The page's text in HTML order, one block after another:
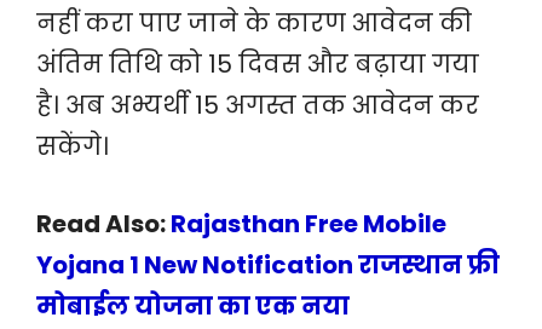
नहीं करा पाए जाने के कारण आवेदन की
अंतिम तिथि को 15 दिवस और बढ़ाया गया
है। अब अभ्यर्थी 15 अगस्त तक आवेदन कर
सकेंगे।
Read Also:Rajasthan Free Mobile
Yojana 1 New Notification राजस्थान फ्री
मोबाईल योजना का एक नया